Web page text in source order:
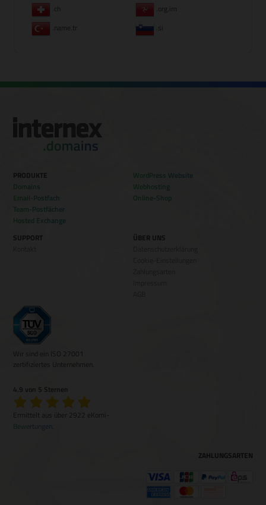
.ch
.org.im
.name.tr
.si
PRODUKTE
Domains
Email-Postfach
Team-Postfächer
Hosted Exchange
WordPress Website
Webhosting
Online-Shop
SUPPORT
ÜBER UNS
Wir sind ein ISO 27001
zertifiziertes Unternehmen.
4.9 von 5 Sternen
Ermittelt aus über 2922 eKomi-
Bewertungen
ZAHLUNGSARTEN